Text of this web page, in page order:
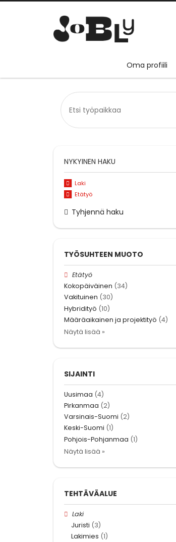
Oma profiili
NYKYINEN HAKU
Laki
Etätyö
Tyhjennä haku
TYÖSUHTEEN MUOTO
Etätyö
Kokopäiväinen (34)
Vakituinen (30)
Hybridityö (10)
Määräaikainen ja projektityö (4)
Näytä lisää »
SIJAINTI
Uusimaa (4)
Pirkanmaa (2)
Varsinais-Suomi (2)
Keski-Suomi (1)
Pohjois-Pohjanmaa (1)
Näytä lisää »
TEHTÄVÄALUE
Laki
Juristi (3)
Lakimies (1)